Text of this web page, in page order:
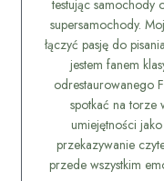
testując samochody
supersamochody.
łączyć pasję do
jestem fanem
odrestaurowanego
spotkać na torze
umiejętności
przekazywanie
przede wszystkim